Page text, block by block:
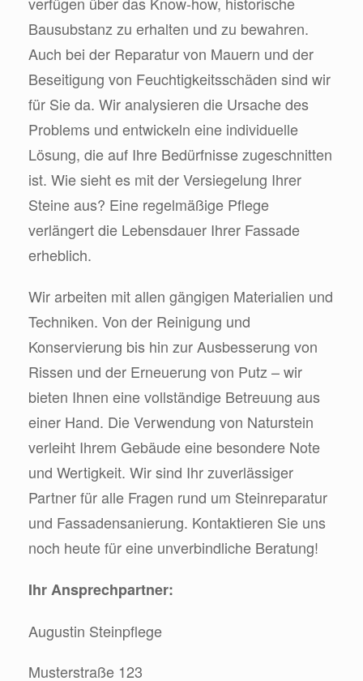
Bausubstanz zu erhalten und zu bewahren.
Auch bei der Reparatur von Mauern und der
Beseitigung von Feuchtigkeitsschäden sind wir
für Sie da. Wir analysieren die Ursache des
Problems und entwickeln eine individuelle
Lösung, die auf Ihre Bedürfnisse zugeschnitten
ist. Wie sieht es mit der Versiegelung Ihrer
Steine aus? Eine regelmäßige Pflege
verlängert die Lebensdauer Ihrer Fassade
erheblich.
Wir arbeiten mit allen gängigen Materialien und
Techniken. Von der Reinigung und
Konservierung bis hin zur Ausbesserung von
Rissen und der Erneuerung von Putz – wir
bieten Ihnen eine vollständige Betreuung aus
einer Hand. Die Verwendung von Naturstein
verleiht Ihrem Gebäude eine besondere Note
und Wertigkeit. Wir sind Ihr zuverlässiger
Partner für alle Fragen rund um Steinreparatur
und Fassadensanierung. Kontaktieren Sie uns
noch heute für eine unverbindliche Beratung!
Ihr Ansprechpartner:
Augustin Steinpflege
Musterstraße 123